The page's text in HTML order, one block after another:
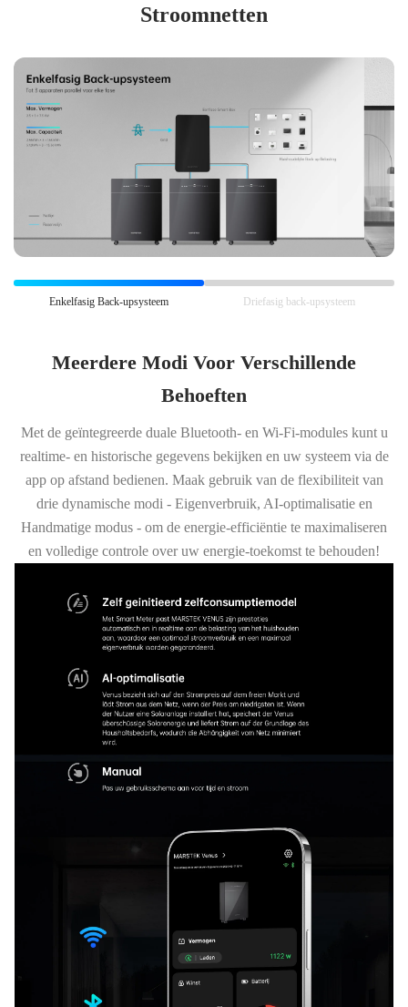
Stroomnetten
Enkelfasig Back-upsysteem Driefasig back-upsysteem
Meerdere Modi Voor Verschillende
Behoeften
Met de geïntegreerde duale Bluetooth- en Wi-Fi-modules kunt u
realtime- en historische gegevens bekijken en uw systeem via de
app op afstand bedienen. Maak gebruik van de flexibiliteit van
drie dynamische modi - Eigenverbruik, AI-optimalisatie en
Handmatige modus - om de energie-efficiëntie te maximaliseren
en volledige controle over uw energie-toekomst te behouden!